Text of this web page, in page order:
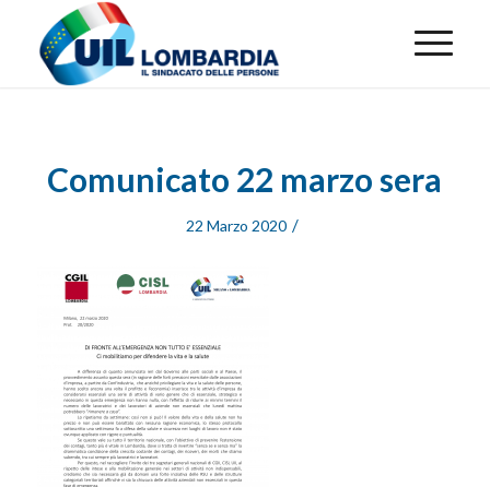
Comunicato 22 marzo sera
22 Marzo 2020 /